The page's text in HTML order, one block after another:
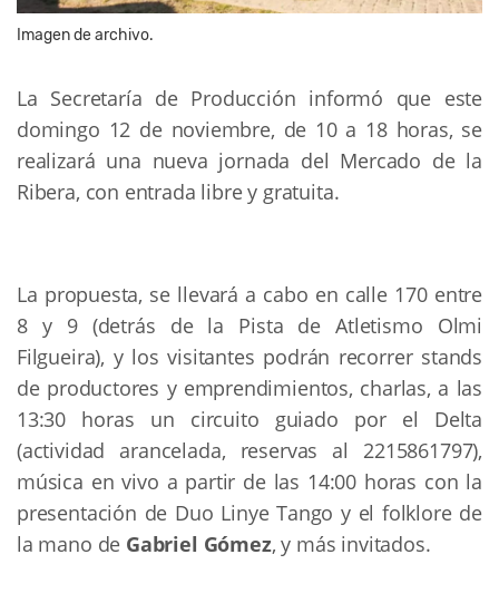
Imagen de archivo.
La Secretaría de Producción informó que este
domingo 12 de noviembre, de 10 a 18 horas, se
realizará una nueva jornada del Mercado de la
Ribera, con entrada libre y gratuita.
La propuesta, se llevará a cabo en calle 170 entre
8 y 9 (detrás de la Pista de Atletismo Olmi
Filgueira), y los visitantes podrán recorrer stands
de productores y emprendimientos, charlas, a las
13:30 horas un circuito guiado por el Delta
(actividad arancelada, reservas al 2215861797),
música en vivo a partir de las 14:00 horas con la
presentación de Duo Linye Tango y el folklore de
la mano de Gabriel Gómez, y más invitados.